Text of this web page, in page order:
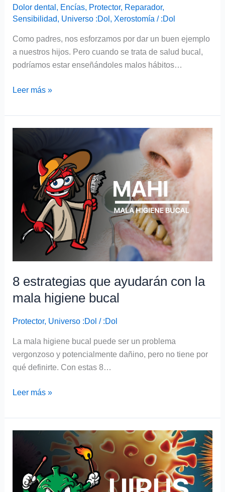
Dolor dental , Encías, Protector, Reparador,
Sensibilidad, Universo :Dol , Xerostomía/ :Dol
Como padres, nos esforzamos por dar un buen ejemplo
a nuestros hijos. Pero cuando se trata de salud bucal,
podríamos estar enseñándoles malos hábitos…
Leer más »
8 estrategias que ayudarán con la
mala higiene bucal
Protector, Universo :Dol / :Dol
La mala higiene bucal puede ser un problema
vergonzoso y potencialmente dañino, pero no tiene por
qué definirte. Con estas 8…
ayudarán
mala
higiene
bucal
Leer más »
Enfermedades
causadas
virus: